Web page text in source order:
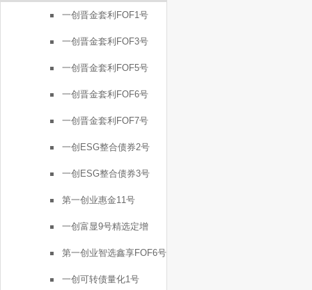
一创晋金套利FOF1号
一创晋金套利FOF3号
一创晋金套利FOF5号
一创晋金套利FOF6号
一创晋金套利FOF7号
一创ESG整合债券2号
一创ESG整合债券3号
第一创业惠金11号
一创富显9号精选定增
第一创业智选鑫享FOF6号
一创可转债量化1号